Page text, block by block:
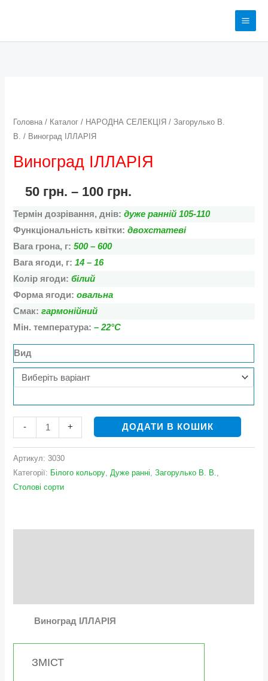
вмісту
Головна / Каталог / НАРОДНА СЕЛЕКЦІЯ /Загорулько В.
В. / Виноград ІЛЛАРІЯ
Виноград ІЛЛАРІЯ
50 грн. – 100 грн.
цін:
50 грн.
100 грн.
Термін дозрівання, днів: дуже ранній 105-110
Функціональність квітки:двохстатеві
Вага грона, г:500 – 600
Вага ягоди, г:14 – 16
Колір ягоди:білий
Форма ягоди:овальна
Смак:гармонійний
Мін. температура:– 22°С
Вид
-
кількість
+ ДОДАТИ В КОШИК
Артикул:3030
Категорії: Білого кольору,Дуже ранні,Загорулько В. В.,
Столові сорти
Виноград ІЛЛАРІЯ
ЗМІСТ